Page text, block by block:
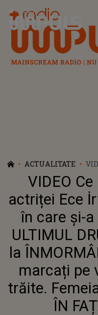
Radio Impuls
ACTUALITATE
VIDEO
actriței Ece
în care și-
ULTIMUL
la
marcați pe
trăite.
ÎN